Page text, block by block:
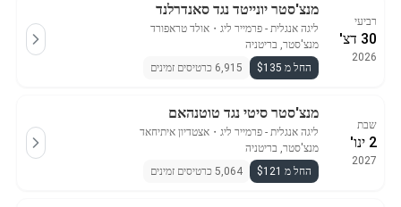
רביעי
30 דצ'
2026
מנצ'סטר יונייטד נגד סאנדרלנד
ליגה אנגלית - פרמייר ליג ・ אולד טראפורד
מנצ'סטר, בריטניה
החל מ $135
6,915 כרטיסים זמינים
שבת
2 ינו'
2027
מנצ'סטר סיטי נגד טוטנהאם
ליגה אנגלית - פרמייר ליג ・ אצטדיון איתיחאד
מנצ'סטר, בריטניה
החל מ $121
5,064 כרטיסים זמינים